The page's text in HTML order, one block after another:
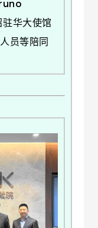
华大使馆
员等陪同